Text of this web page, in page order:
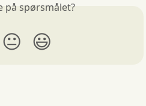
på spørsmålet?
😐 😃